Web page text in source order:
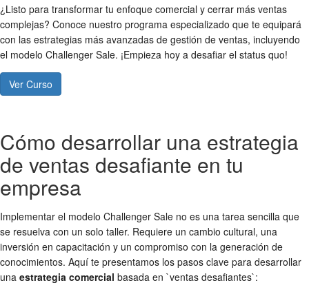
¿Listo para transformar tu enfoque comercial y cerrar más ventas
complejas? Conoce nuestro programa especializado que te equipará
con las estrategias más avanzadas de gestión de ventas, incluyendo
el modelo Challenger Sale. ¡Empieza hoy a desafiar el status quo!
Ver Curso
Cómo desarrollar una estrategia
de ventas desafiante en tu
empresa
Implementar el modelo Challenger Sale no es una tarea sencilla que
se resuelva con un solo taller. Requiere un cambio cultural, una
inversión en capacitación y un compromiso con la generación de
conocimientos. Aquí te presentamos los pasos clave para desarrollar
una estrategia comercial basada en `ventas desafiantes`: